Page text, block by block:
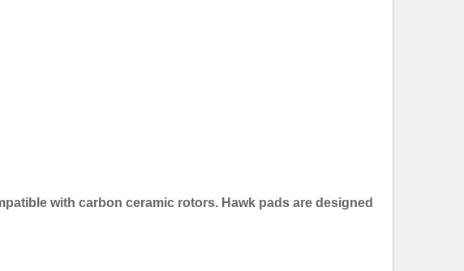
with carbon ceramic rotors. Hawk pads are designed